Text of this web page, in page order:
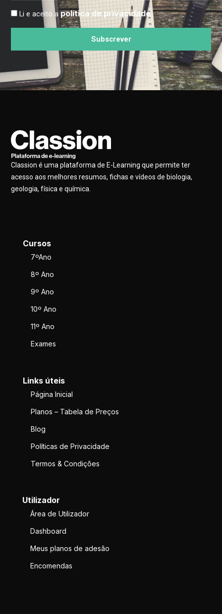
Li e aceito apolítica de privacidade
Subscrever
Classion é uma plataforma de E-Learning que permite ter
acesso aos melhores resumos, fichas e vídeos de biologia,
geologia, física e química.
Cursos
7ºAno
8º Ano
9º Ano
10º Ano
11º Ano
Exames
Links úteis
Página Inicial
Planos – Tabela de Preços
Blog
Políticas de Privacidade
Termos & Condições
Utilizador
Área de Utilizador
Dashboard
Meus planos de adesão
Encomendas